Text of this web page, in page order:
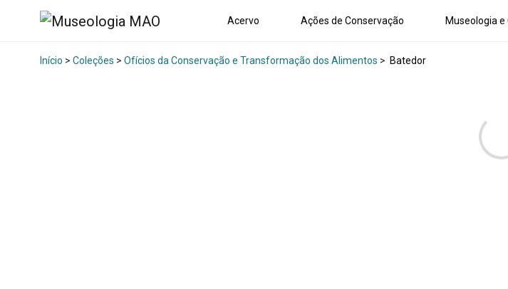
Acervo Ações de Conservação Museologia e
Início > Coleções > Ofícios da Conservação e Transformação dos Alimentos > Batedor